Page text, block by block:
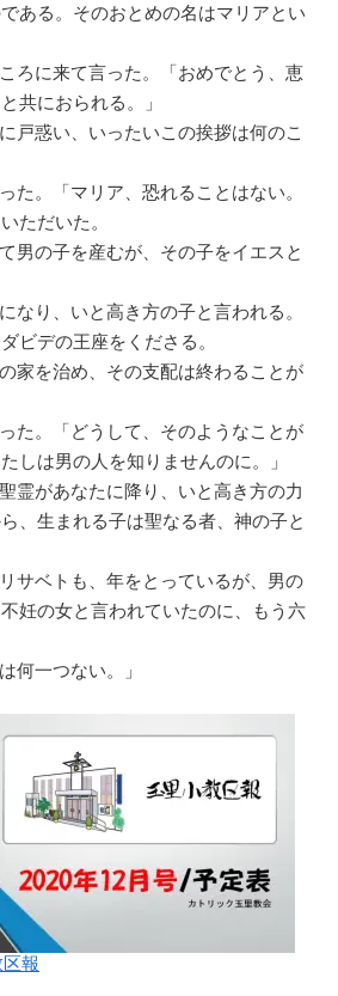
ある。そのおとめの名はマリアとい
ろに来て言った。「おめでとう、恵
共におられる。」
戸惑い、いったいこの挨拶は何のこ
た。「マリア、恐れることはない。
ただいた。
男の子を産むが、その子をイエスと
なり、いと高き方の子と言われる。
ビデの王座をくださる。
家を治め、その支配は終わることが
た。「どうして、そのようなことが
しは男の人を知りませんのに。」
霊があなたに降り、いと高き方の力
、生まれる子は聖なる者、神の子と
サベトも、年をとっているが、男の
妊の女と言われていたのに、もう六
何一つない。」
報